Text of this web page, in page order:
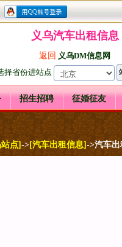
义乌汽车出租信息
返回 义乌DM信息网
择省份进站点
招生招聘 征婚征友
点]->[汽车出租信息] ->汽车